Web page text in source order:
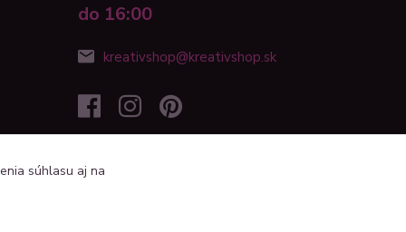
do 16:00
kreativshop@kreativshop.sk
súhlasu aj na